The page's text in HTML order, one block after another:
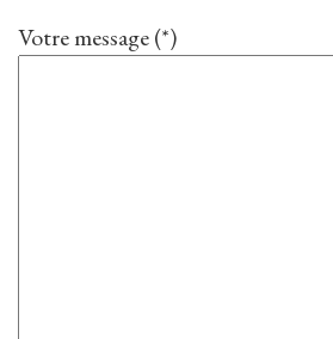
Votre message (*)